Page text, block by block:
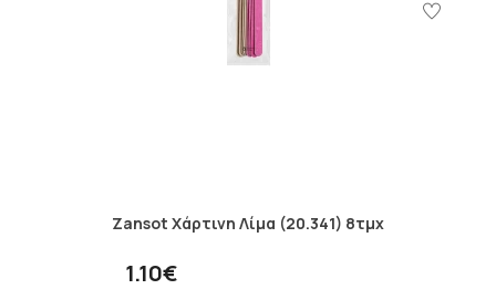
Zansot Χάρτινη Λίμα (20.341) 8τμχ
1.10€